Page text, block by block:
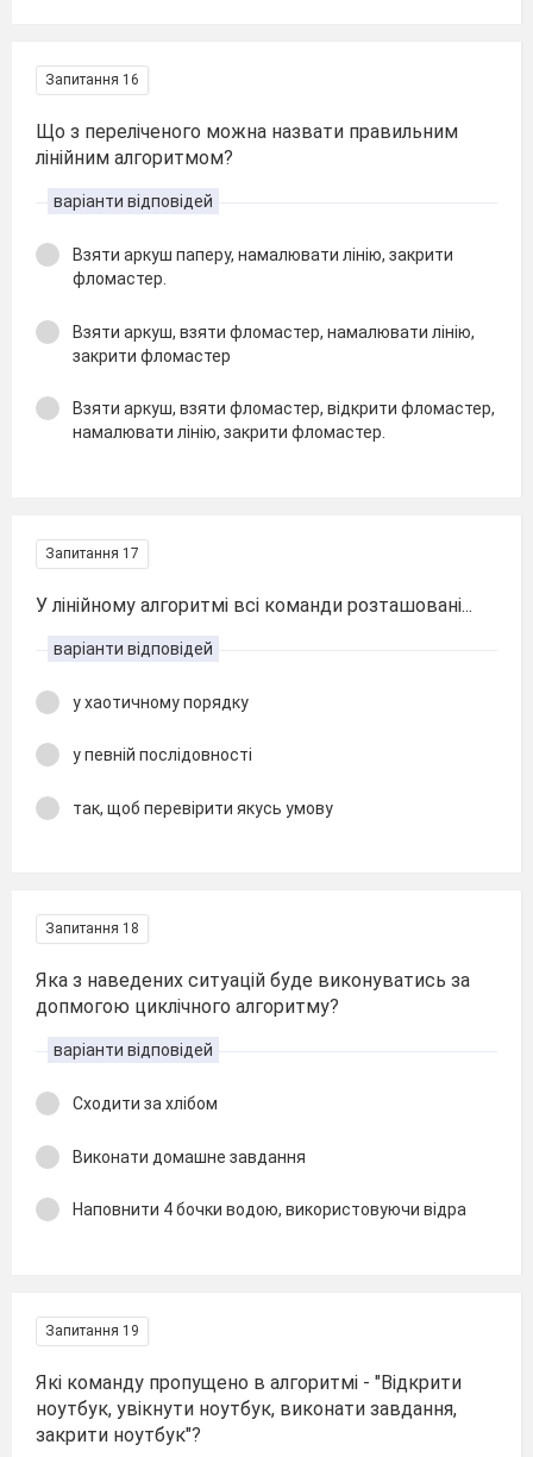
Запитання 16
Що з переліченого можна назвати правильним
лінійним алгоритмом?
варіанти відповідей
Взяти аркуш паперу, намалювати лінію, закрити
фломастер.
Взяти аркуш, взяти фломастер, намалювати лінію,
закрити фломастер
Взяти аркуш, взяти фломастер, відкрити фломастер,
намалювати лінію, закрити фломастер.
Запитання 17
У лінійному алгоритмі всі команди розташовані...
варіанти відповідей
у хаотичному порядку
у певній послідовності
так, щоб перевірити якусь умову
Запитання 18
Яка з наведених ситуацій буде виконуватись за
допмогою циклічного алгоритму?
варіанти відповідей
Сходити за хлібом
Виконати домашне завдання
Наповнити 4 бочки водою, використовуючи відра
Запитання 19
Які команду пропущено в алгоритмі - "Відкрити
ноутбук, увікнути ноутбук, виконати завдання,
закрити ноутбук"?